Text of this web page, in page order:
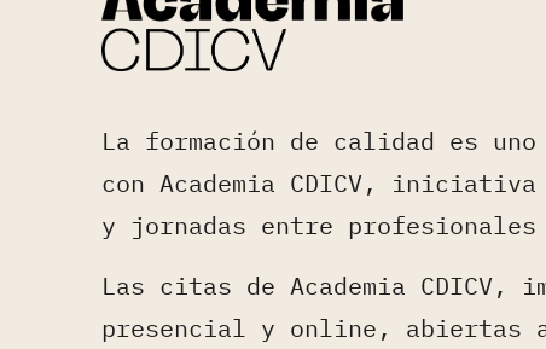
La formación de calidad es
con Academia CDICV,
y jornadas entre profesionales
Las citas de Academia
presencial y online, abiertas